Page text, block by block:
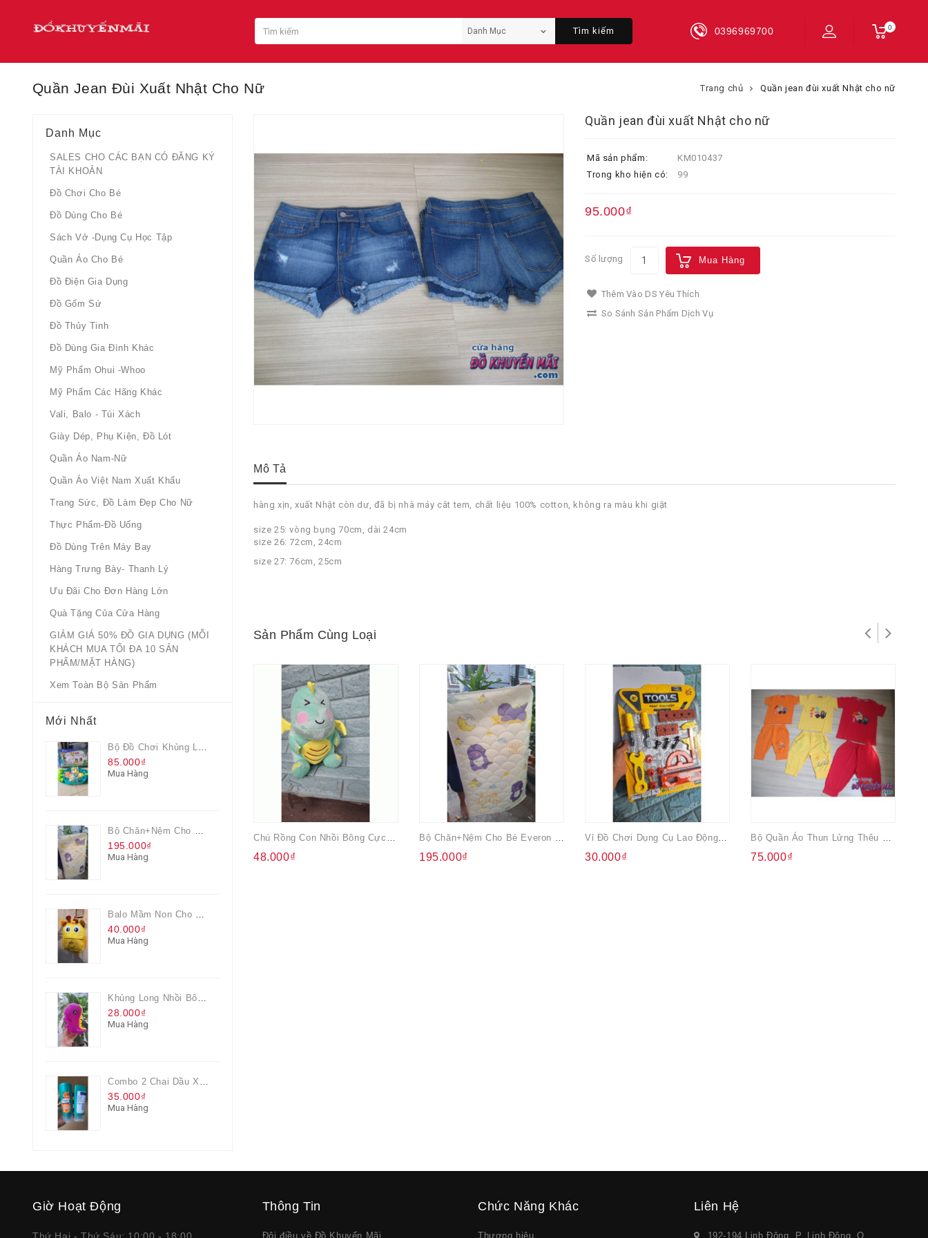
0
0396969700
Tìm kiếm
Quần Jean Đùi Xuất Nhật Cho Nữ Trang chủ Quần jean đùi xuất Nhật cho nữ
Danh Mục
SALES CHO CÁC BẠN CÓ ĐĂNG KÝ
TÀI KHOẢN
Đồ Chơi Cho Bé
Đồ Dùng Cho Bé
Sách Vở -dụng Cụ Học Tập
Quần Áo Cho Bé
Đồ Điện Gia Dụng
Đồ Gốm Sứ
Đồ Thủy Tinh
Đồ Dùng Gia Đình Khác
Mỹ Phẩm Ohui -whoo
Mỹ Phẩm Các Hãng Khác
Vali, Balo - Túi Xách
Giày Dép, Phụ Kiện, Đồ Lót
Quần Áo Nam-Nữ
Quần Áo Việt Nam Xuất Khẩu
Trang Sức, Đồ Làm Đẹp Cho Nữ
Thực Phẩm-Đồ Uống
Đồ Dùng Trên Máy Bay
Hàng Trưng Bày- Thanh Lý
Ưu Đãi Cho Đơn Hàng Lớn
Quà Tặng Của Cửa Hàng
GIẢM GIÁ 50% ĐỒ GIA DỤNG (MỖI
KHÁCH MUA TỐI ĐA 10 SẢN
PHẨM/MẶT HÀNG)
Xem Toàn Bộ Sản Phẩm
Mới Nhất
Bộ Đồ Chơi Khủng Long Đại Chiến
85.000₫
Mua Hàng
Bộ Chăn+nệm Cho Bé Everon Quà Từ Pediasure
195.000₫
Mua Hàng
Balo Mầm Non Cho Bé Grow Màu Vàng
40.000₫
Mua Hàng
Khủng Long Nhồi Bông Cho Bé Chơi Màu Tím
28.000₫
Mua Hàng
Combo 2 Chai Dầu Xả Rejoice 3IN1 Siêu Mềm Mượt Chai 60ML
35.000₫
Mua Hàng
Quần jean đùi xuất Nhật cho nữ
Mã sản phẩm:
KM010437
Trong kho hiện có:
99
95.000₫
Số lượng Mua Hàng
Thêm Vào DS Yêu Thích
So Sánh Sản Phẩm Dịch Vụ
Mô Tả
hàng xịn, xuất Nhật còn dư, đã bị nhà máy cắt tem, chất liệu 100% cotton, không ra màu khi giặt
size 25: vòng bụng 70cm, dài 24cm
size 26: 72cm, 24cm
size 27: 76cm, 25cm
Sản Phẩm Cùng Loại
48.000₫ 195.000₫ 30.000₫ 75.000₫
Giờ Hoạt Động Thông Tin
Đôi điều về Đồ Khuyến Mãi
Chức Năng Khác
Thương hiệu
Liên Hệ
192-194 Linh Đông, P. Linh Đông, Q.